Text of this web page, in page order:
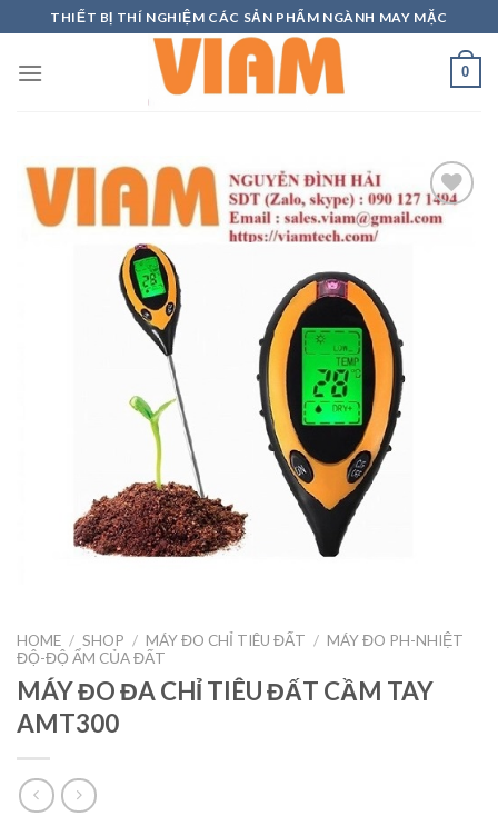
to
content
THIẾT BỊ THÍ NGHIỆM CÁC SẢN PHẨM NGÀNH MAY MẶC
0
HOME / SHOP / MÁY ĐO CHỈ TIÊU ĐẤT / MÁY ĐO PH-NHIỆT
ĐỘ-ĐỘ ẨM CỦA ĐẤT
MÁY ĐO ĐA CHỈ TIÊU ĐẤT CẦM TAY
AMT300